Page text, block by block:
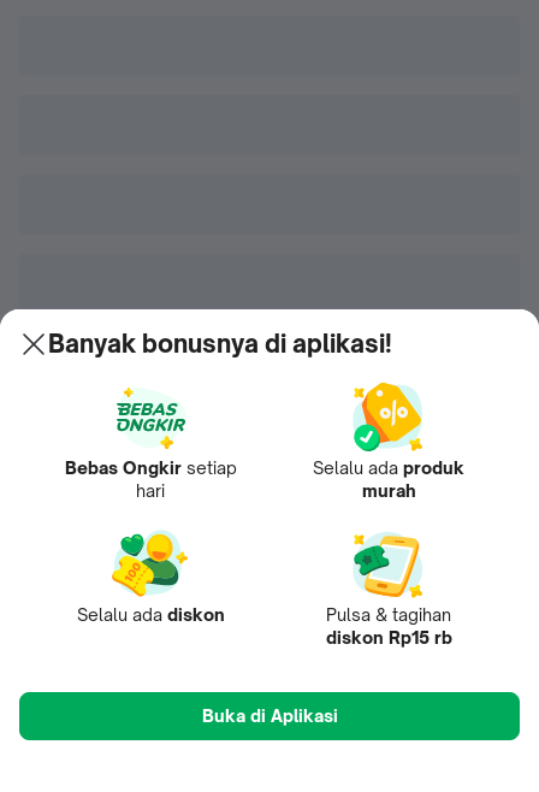
Banyak bonusnya di aplikasi!
Bebas Ongkir setiap
hari
Selalu ada produk
murah
Selalu ada diskon
Pulsa & tagihan
diskon Rp15 rb
Buka di Aplikasi